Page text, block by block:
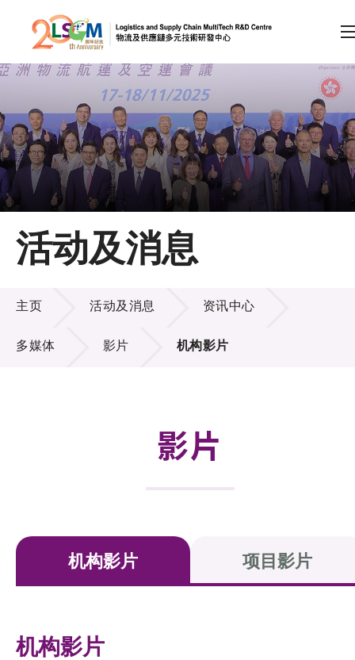
跳到内容（按回车键）
会员登录
A A EN 繁 简
主页
关于LSCM
技术商品化
项目及资助计划
活动及消息
资讯中心
科技分享
活动及消息
活动及消息
主页 活动及消息 资讯中心
多媒体 影片 机构影片
影片
机构影片 项目影片
机构影片